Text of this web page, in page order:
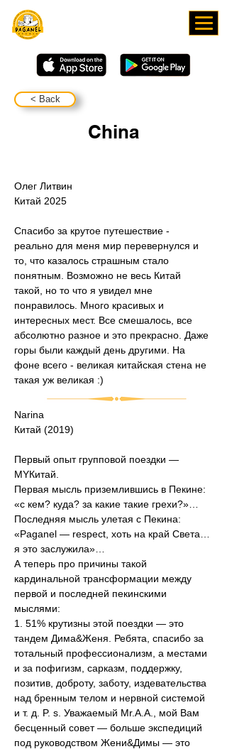
< Back
China
Олег Литвин
Китай 2025
Спасибо за крутое путешествие -
реально для меня мир перевернулся и
то, что казалось страшным стало
понятным. Возможно не весь Китай
такой, но то что я увидел мне
понравилось. Много красивых и
интересных мест. Все смешалось, все
абсолютно разное и это прекрасно. Даже
горы были каждый день другими. На
фоне всего - великая китайская стена не
такая уж великая :)
Narina
Китай (2019)
Первый опыт групповой поездки —
MYКитай.
Первая мысль приземлившись в Пекине:
«с кем? куда? за какие такие грехи?»…
Последняя мысль улетая с Пекина:
«Paganel — respect, хоть на край Света…
я это заслужила»…
А теперь про причины такой
кардинальной трансформации между
первой и последней пекинскими
мыслями:
1. 51% крутизны этой поездки — это
тандем Дима&Женя. Ребята, спасибо за
тотальный профессионализм, а местами
и за пофигизм, сарказм, поддержку,
позитив, доброту, заботу, издевательства
над бренным телом и нервной системой
и т. д. P. s. Уважаемый Mr.A.A., мой Вам
бесценный совет — больше экспедиций
под руководством Жени&Димы — это